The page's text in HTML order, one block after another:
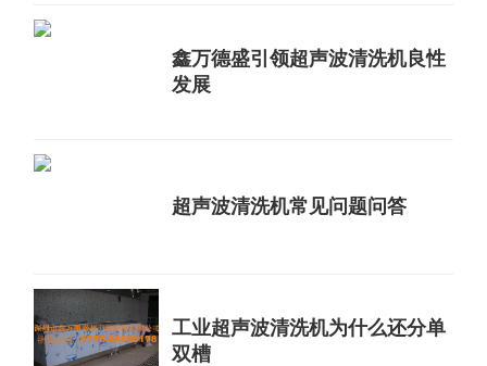
鑫万德盛引领超声波清洗机良性
发展
超声波清洗机常见问题问答
工业超声波清洗机为什么还分单
双槽